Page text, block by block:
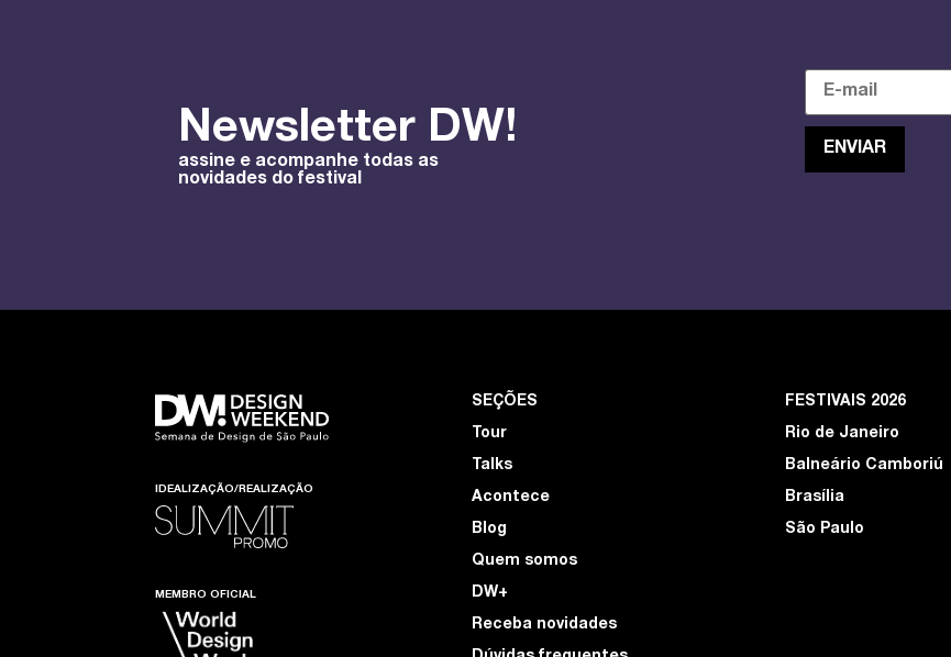
Newsletter DW!
assine e acompanhe todas as
novidades do festival
IDEALIZAÇÃO/REALIZAÇÃO
MEMBRO OFICIAL
SEÇÕES
Tour
Talks
Acontece
Blog
Quem somos
DW+
Receba novidades
FESTIVAIS 2026
Rio de Janeiro
Balneário Camboriú
Brasília
São Paulo